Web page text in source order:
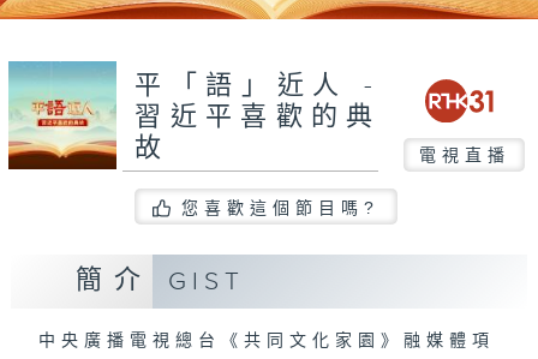
平「語」近人 -
習近平喜歡的典
故
電視直播
您喜歡這個節目嗎?
簡介 GIST
中央廣播電視總台《共同文化家園》融媒體項